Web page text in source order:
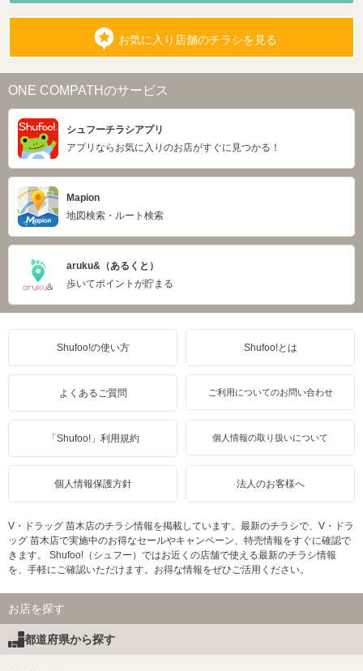
お気に入り店舗のチラシを見る
ONE COMPATHのサービス
シュフーチラシアプリ
アプリならお気に入りのお店がすぐに見つかる！
Mapion
地図検索・ルート検索
aruku&（あるくと）
歩いてポイントが貯まる
Shufoo!の使い方 Shufoo!とは
よくあるご質問 ご利用についてのお問い合わせ
「Shufoo!」利用規約 個人情報の取り扱いについて
個人情報保護方針 法人のお客様へ
V・ドラッグ 苗木店のチラシ情報を掲載しています。最新のチラシで、V・ドラ
ッグ 苗木店で実施中のお得なセールやキャンペーン、特売情報をすぐに確認で
きます。 Shufoo!（シュフー）ではお近くの店舗で使える最新のチラシ情報
を、手軽にご確認いただけます。お得な情報をぜひご活用ください。
お店を探す
都道府県から探す